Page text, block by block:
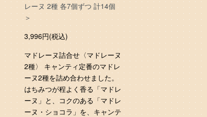
レーヌ 2種 各7個ずつ 計14個
＞
3,996円(税込)
マドレーヌ詰合せ〈マドレーヌ
2種〉 キャンティ定番のマドレ
ーヌ2種を詰め合わせました。
はちみつが程よく香る「マドレ
ーヌ」と、コクのある「マドレ
ーヌ・ショコラ」を、キャンテ